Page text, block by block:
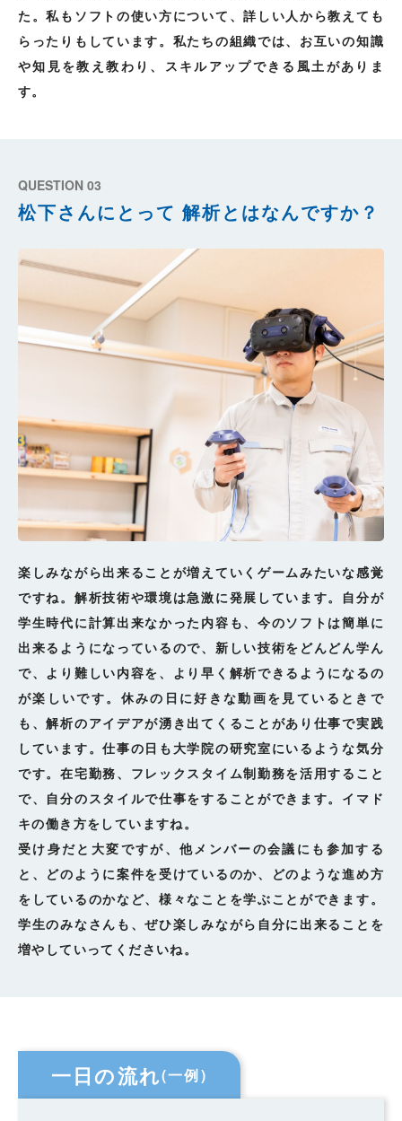
た。私もソフトの使い方について、詳しい人から教えても
らったりもしています。私たちの組織では、お互いの知識
や知見を教え教わり、スキルアップできる風土がありま
す。
QUESTION 03
松下さんにとって 解析とはなんですか？
楽しみながら出来ることが増えていくゲームみたいな感覚
ですね。解析技術や環境は急激に発展しています。自分が
学生時代に計算出来なかった内容も、今のソフトは簡単に
出来るようになっているので、新しい技術をどんどん学ん
で、より難しい内容を、より早く解析できるようになるの
が楽しいです。休みの日に好きな動画を見ているときで
も、解析のアイデアが湧き出てくることがあり仕事で実践
しています。仕事の日も大学院の研究室にいるような気分
です。在宅勤務、フレックスタイム制勤務を活用すること
で、自分のスタイルで仕事をすることができます。イマド
キの働き方をしていますね。
受け身だと大変ですが、他メンバーの会議にも参加する
と、どのように案件を受けているのか、どのような進め方
をしているのかなど、様々なことを学ぶことができます。
学生のみなさんも、ぜひ楽しみながら自分に出来ることを
増やしていってくださいね。
一日の流れ(一例)